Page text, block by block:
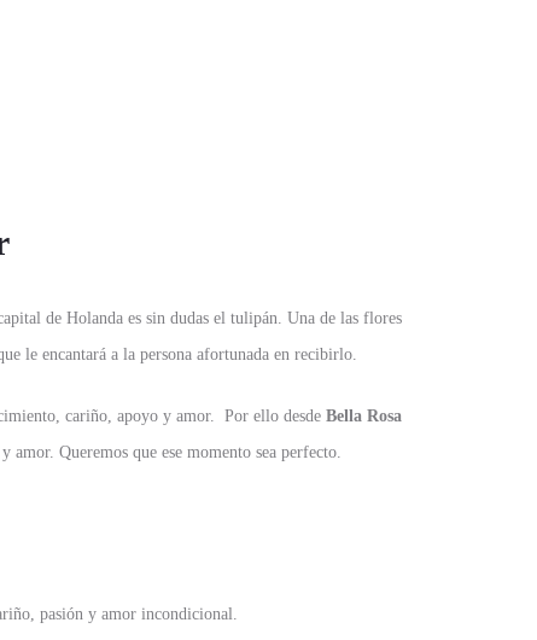
de Holanda es sin dudas el tulipán. Una de las flores
le encantará a la persona afortunada en recibirlo.
cariño, apoyo y amor. Por ello desde Bella Rosa
Queremos que ese momento sea perfecto.
pasión y amor incondicional.